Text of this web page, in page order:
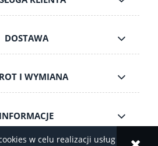
w celu realizacji usług i
DOSTAWA
I WYMIANA
INFORMACJE